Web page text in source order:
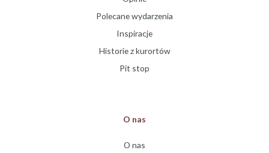
Polecane wydarzenia
Inspiracje
Historie z kurortów
Pit stop
O nas
O nas